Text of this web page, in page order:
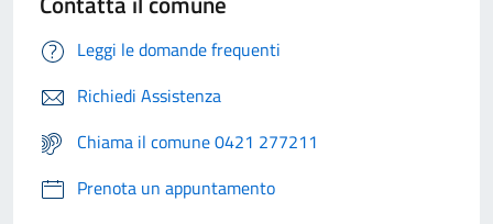
Leggi le domande frequenti
Richiedi Assistenza
Chiama il comune 0421 277211
Prenota un appuntamento